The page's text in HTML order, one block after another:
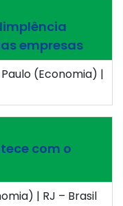
empresas
Paulo (Economia) |
com o
| RJ – Brasil